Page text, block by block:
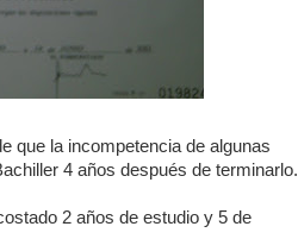
que la incompetencia de algunas
4 años después de terminarlo.
2 años de estudio y 5 de